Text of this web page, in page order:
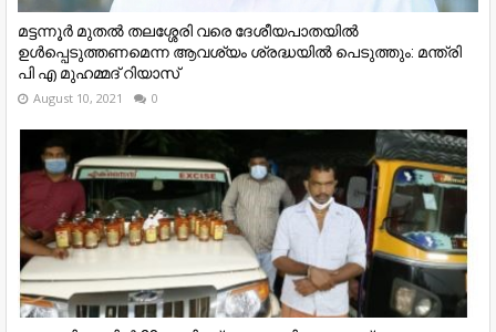
മട്ടന്നൂര്‍ മുതല്‍ തലശ്ശേരി വരെ ദേശീയപാതയില്‍
ഉള്‍പ്പെടുത്തണമെന്ന ആവശ്യം ശ്രദ്ധയിൽ പെടുത്തും: മന്ത്രി
പി എ മുഹമ്മദ് റിയാസ്
August 10, 2021 0